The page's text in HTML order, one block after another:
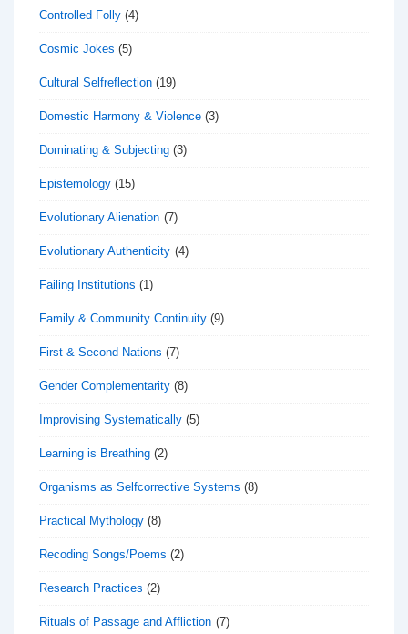
Controlled Folly (4)
Cosmic Jokes (5)
Cultural Selfreflection (19)
Domestic Harmony & Violence (3)
Dominating & Subjecting (3)
Epistemology (15)
Evolutionary Alienation (7)
Evolutionary Authenticity (4)
Failing Institutions (1)
Family & Community Continuity (9)
First & Second Nations (7)
Gender Complementarity (8)
Improvising Systematically (5)
Learning is Breathing (2)
Organisms as Selfcorrective Systems (8)
Practical Mythology (8)
Recoding Songs/Poems (2)
Research Practices (2)
Rituals of Passage and Affliction (7)